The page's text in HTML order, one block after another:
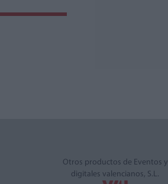
Otros productos de Eventos y
digitales valencianos, S.L.